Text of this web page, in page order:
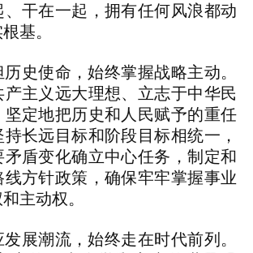
、干在一起，拥有任何风浪都动
基。
使命，始终掌握战略主动。
主义远大理想、立志于中华民
定地把历史和人民赋予的重任
长远目标和阶段目标相统一，
盾变化确立中心任务，制定和
线方针政策，确保牢牢掌握事业
主动权。
潮流，始终走在时代前列。